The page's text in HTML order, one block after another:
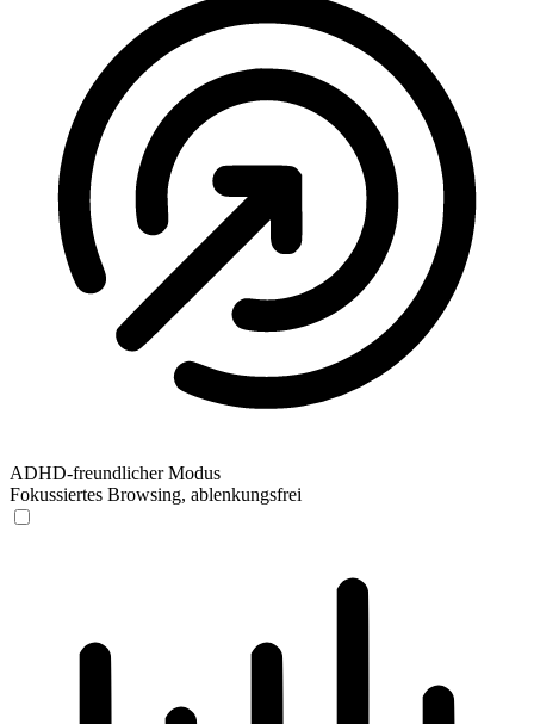
ADHD-freundlicher Modus
Fokussiertes Browsing, ablenkungsfrei